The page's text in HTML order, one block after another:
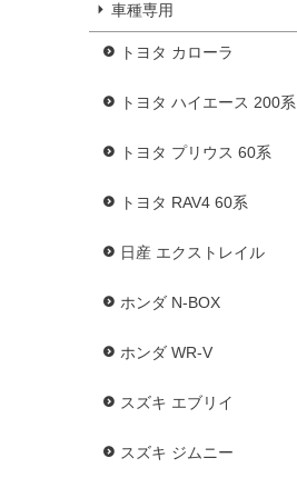
車種専用
トヨタ カローラ
トヨタ ハイエース 200系
トヨタ プリウス 60系
トヨタ RAV4 60系
日産 エクストレイル
ホンダ N-BOX
ホンダ WR-V
スズキ エブリイ
スズキ ジムニー